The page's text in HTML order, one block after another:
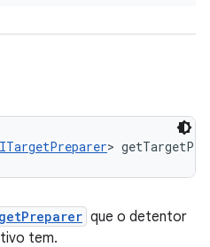
ITargetPreparer>
que o detentor
tem.